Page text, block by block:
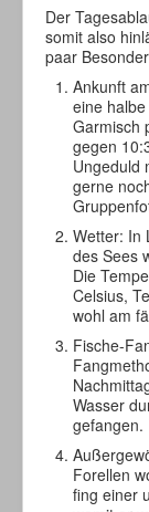
Der
somit also
paar
Ankunft
eine
Garmisch
gegen
Ungeduld
gerne
Wetter: In
des Sees
Die
Celsius,
wohl am
Fische-
Wasser
gefangen.
Forellen
fing einer